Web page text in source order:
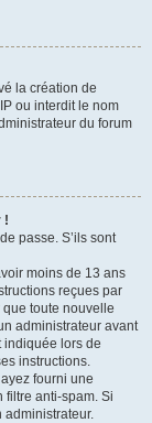
la création de
ou interdit le nom
du forum
!
passe. S’ils sont
moins de 13 ans
reçues par
toute nouvelle
administrateur avant
indiquée lors de
instructions.
fourni une
filtre anti-spam. Si
administrateur.